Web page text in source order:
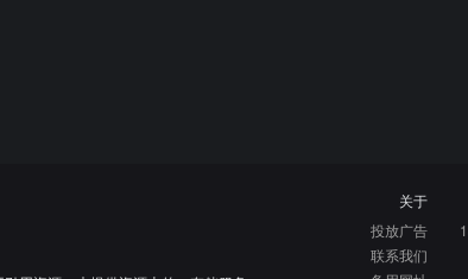
关于
投放广告
联系我们